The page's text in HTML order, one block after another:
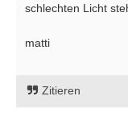
schlechten Licht
matti
Zitieren